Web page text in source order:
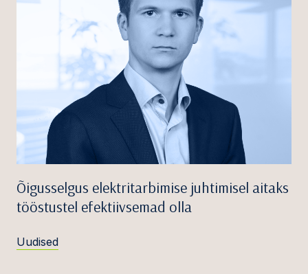
Õigusselgus elektritarbimise juhtimisel aitaks
tööstustel efektiivsemad olla
Uudised